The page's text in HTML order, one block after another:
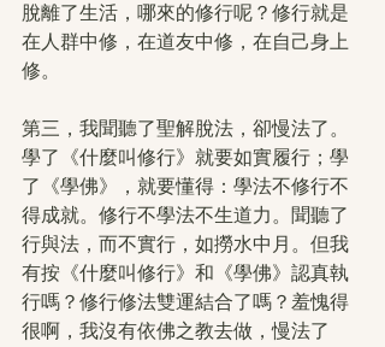
脫離了生活，哪來的修行呢？修行就是
在人群中修，在道友中修，在自己身上
修。
第三，我聞聽了聖解脫法，卻慢法了。
學了《什麼叫修行》就要如實履行；學
了《學佛》，就要懂得：學法不修行不
得成就。修行不學法不生道力。聞聽了
行與法，而不實行，如撈水中月。但我
有按《什麼叫修行》和《學佛》認真執
行嗎？修行修法雙運結合了嗎？羞愧得
很啊，我沒有依佛之教去做，慢法了